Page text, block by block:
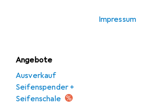
Impressum
Angebote
Ausverkauf
Seifenspender +
Seifenschale